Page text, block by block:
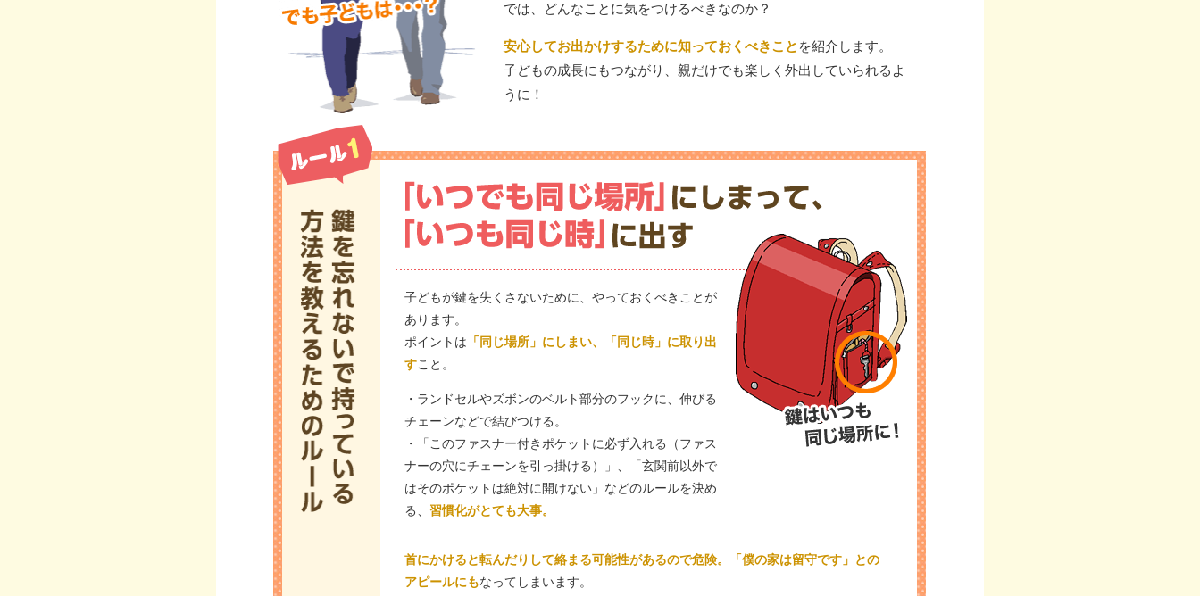
では、どんなことに気をつけるべきなのか？
安心してお出かけするために知っておくべきこと を紹介します。
子どもの成長にもつながり、親だけでも楽しく外出していられるよ
うに！
子どもが鍵を失くさないために、やっておくべきことが
あります。
ポイントは 「同じ場所」にしまい、「同じ時」に取り出
すこと。
・ランドセルやズボンのベルト部分のフックに、伸びる
チェーンなどで結びつける。
・「このファスナー付きポケットに必ず入れる（ファス
ナーの穴にチェーンを引っ掛ける）」、「玄関前以外で
はそのポケットは絶対に開けない」などのルールを決め
る、 習慣化がとても大事。
首にかけると転んだりして絡まる可能性があるので危険。「僕の家は留守です」 との
アピールにもなってしまいます。